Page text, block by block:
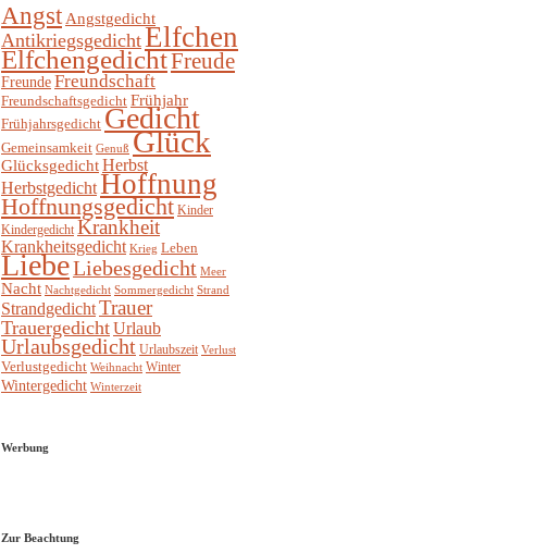
Angst Angstgedicht
AntikriegsgedichtElfchen
ElfchengedichtFreude
FreundeFreundschaft
Freundschaftsgedicht Frühjahr
Frühjahrsgedicht Gedicht
Gemeinsamkeit Genuß Glück
GlücksgedichtHerbst
HerbstgedichtHoffnung
Hoffnungsgedicht Kinder
Kindergedicht Krankheit
Krankheitsgedicht Krieg Leben
LiebeLiebesgedicht Meer
Nacht Nachtgedicht Sommergedicht Strand
StrandgedichtTrauer
TrauergedichtUrlaub
Urlaubsgedicht Urlaubszeit Verlust
Verlustgedicht Weihnacht Winter
Wintergedicht Winterzeit
Werbung
Zur Beachtung